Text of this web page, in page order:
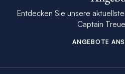
Entdecken Sie unsere
Captain
ANGEBOTE